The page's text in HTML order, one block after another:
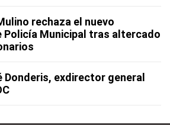
rechaza el nuevo
Policía Municipal tras altercado
Donderis, exdirector general